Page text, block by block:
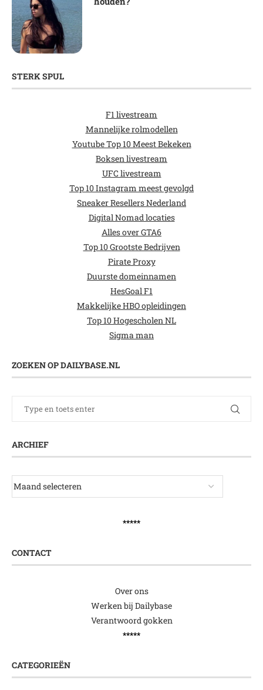
STERK SPUL
F1 livestream
Mannelijke rolmodellen
Youtube Top 10 Meest Bekeken
Boksen livestream
UFC livestream
Top 10 Instagram meest gevolgd
Sneaker Resellers Nederland
Digital Nomad locaties
Alles over GTA6
Top 10 Grootste Bedrijven
Pirate Proxy
Duurste domeinnamen
HesGoal F1
Makkelijke HBO opleidingen
Top 10 Hogescholen NL
Sigma man
ZOEKEN OP DAILYBASE.NL
ARCHIEF
*****
CONTACT
Over ons
Werken bij Dailybase
Verantwoord gokken
*****
CATEGORIEËN